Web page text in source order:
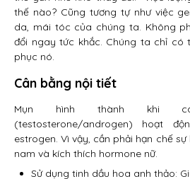
thế nào? Cũng tương tự như việc
da, mái tóc của chúng ta. Không
đổi ngay tức khắc. Chúng ta chỉ có
phục nó.
Cân bằng nội tiết
Mụn hình thành khi
(testosterone/androgen) hoạt
estrogen. Vì vậy, cần phải hạn chế
nam và kích thích hormone nữ.
Sử dụng tinh dầu hoa anh thảo: